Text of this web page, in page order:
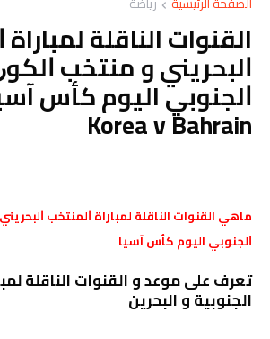
القنوات الناقلة
ﺍﻟﺒﺤﺮﻳﻨﻲ و منتخب
Korea v Bahrain
ماهي القنوات الناقلة لمباراة ﺍﻟﻤﻨﺘﺨﺐ
ﺍﻟﺠﻨﻮﺑﻲ اليوم كأس آسيا
تعرف على موعد و القنوات الناقلة
الجنوبية و البحرين